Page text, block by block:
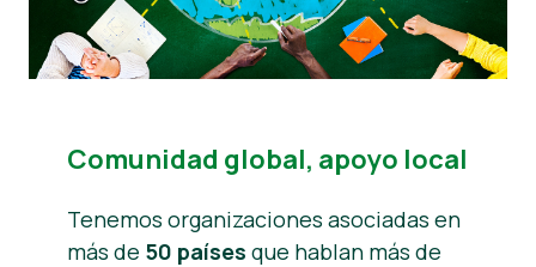
Comunidad global, apoyo local
Tenemos organizaciones asociadas en
más de 50 países que hablan más de